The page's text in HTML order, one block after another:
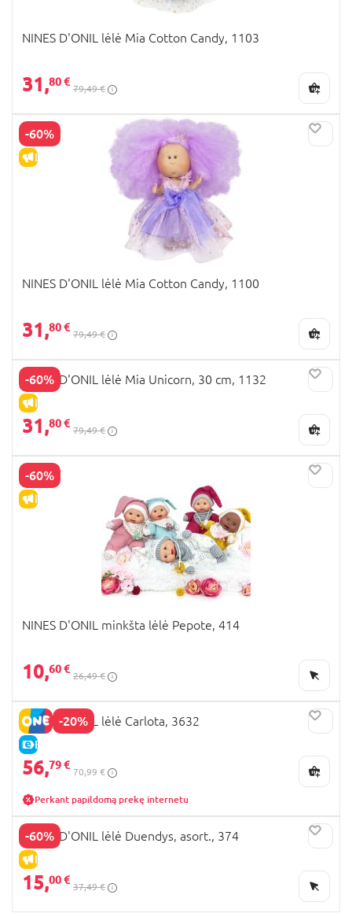
NINES D'ONIL lėlė Mia Cotton Candy, 1103
31,80 €
79,49 €
-60%
IŠPARDAVIMAS
NINES D'ONIL lėlė Mia Cotton Candy, 1100
31,80 €
79,49 €
-60%
IŠPARDAVIMAS
NINES D'ONIL lėlė Mia Unicorn, 30 cm, 1132
31,80 €
79,49 €
-60%
IŠPARDAVIMAS
NINES D'ONIL minkšta lėlė Pepote, 414
10,60 €
26,49 €
-20%
E-KAINA
NINES D'ONIL lėlė Carlota, 3632
56,79 €
70,99 €
Perkant papildomą prekę internetu
-60%
IŠPARDAVIMAS
NINES D'ONIL lėlė Duendys, asort., 374
15,00 €
37,49 €